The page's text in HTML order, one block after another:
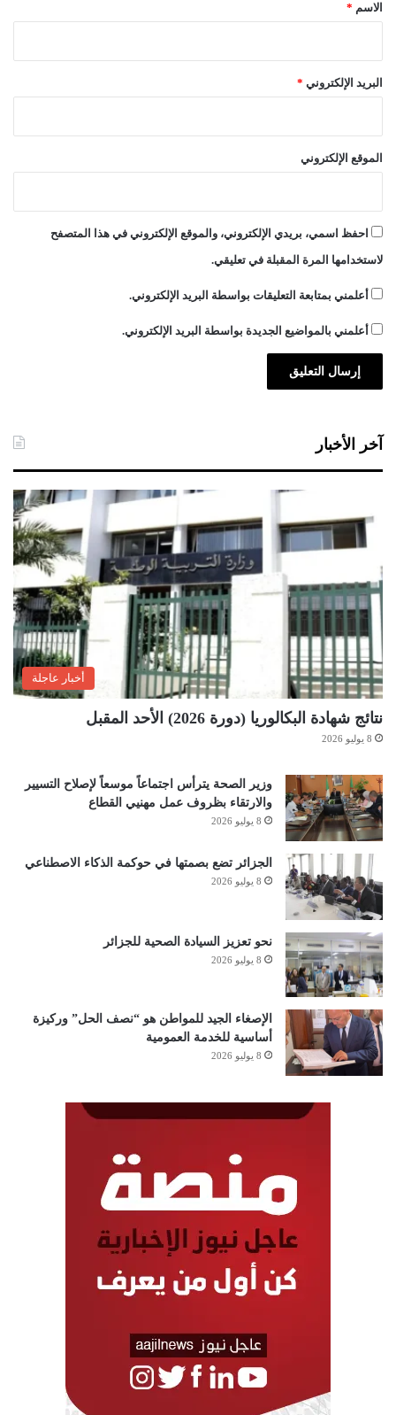
ي
الاسم *
البريد الإلكتروني *
الموقع الإلكتروني
احفظ اسمي، بريدي الإلكتروني، والموقع الإلكتروني في هذا المتصفح
لاستخدامها المرة المقبلة في تعليقي.
أعلمني بمتابعة التعليقات بواسطة البريد الإلكتروني.
أعلمني بالمواضيع الجديدة بواسطة البريد الإلكتروني.
آخر الأخبار
أخبار عاجلة
نتائج شهادة البكالوريا (دورة 2026) الأحد المقبل
8 يوليو 2026
وزير الصحة يترأس اجتماعاً موسعاً لإصلاح التسيير
والارتقاء بظروف عمل مهنيي القطاع
8 يوليو 2026
الجزائر تضع بصمتها في حوكمة الذكاء الاصطناعي
8 يوليو 2026
نحو تعزيز السيادة الصحية للجزائر
8 يوليو 2026
الإصغاء الجيد للمواطن هو “نصف الحل” وركيزة
أساسية للخدمة العمومية
8 يوليو 2026